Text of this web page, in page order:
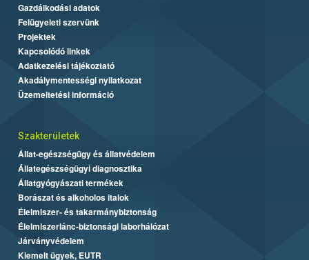
Gazdálkodási adatok
Felügyeleti szervünk
Projektek
Kapcsolódó linkek
Adatkezelési tájékoztató
Akadálymentességi nyilatkozat
Üzemeltetési információ
Szakterületek
Állat-egészségügy és állatvédelem
Állategészségügyi diagnosztika
Állatgyógyászati termékek
Borászat és alkoholos italok
Élelmiszer- és takarmánybiztonság
Élelmiszerlánc-biztonsági laborhálózat
Járványvédelem
Kiemelt ügyek, EUTR